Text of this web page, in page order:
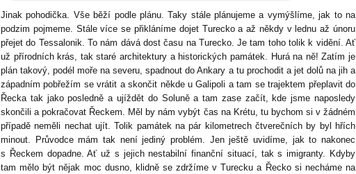
Jinak pohodička. Vše běží podle plánu. Taky stále plánujeme a vymýšlíme, jak to na
podzim pojmeme. Stále více se přikláníme dojet Turecko a až někdy v lednu až únoru
přejet do Tessalonik. To nám dává dost času na Turecko. Je tam toho tolik k vidění. Ať
už přírodních krás, tak staré architektury a historických památek. Hurá na ně! Zatím je
plán takový, podél moře na severu, spadnout do Ankary a tu prochodit a jet dolů na jih a
západním pobřežím se vrátit a skončit někde u Galipoli a tam se trajektem přeplavit do
Řecka tak jako posledně a ujíždět do Soluně a tam zase začít, kde jsme naposledy
skončili a pokračovat Řeckem. Měl by nám vybýt čas na Krétu, tu bychom si v žádném
případě neměli nechat ujít. Tolik památek na pár kilometrech čtverečních by byl hřích
minout. Průvodce mám tak není jediný problém. Jen ještě uvidíme, jak to nakonec
s Řeckem dopadne. Ať už s jejich nestabilní finanční situací, tak s imigranty. Kdyby
tam mělo být nějak moc dusno, klidně se zdržíme v Turecku a Řecko si necháme na